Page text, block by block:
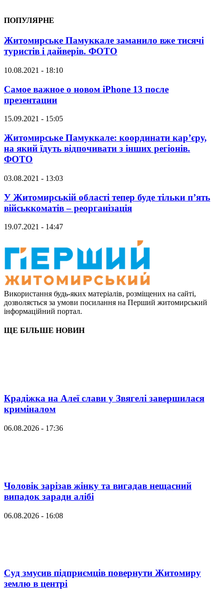
ПОПУЛЯРНЕ
Житомирське Памуккале заманило вже тисячі
туристів і дайверів. ФОТО
10.08.2021 - 18:10
Самое важное о новом iPhone 13 после
презентации
15.09.2021 - 15:05
Житомирське Памуккале: координати кар’єру,
на який їдуть відпочивати з інших регіонів.
ФОТО
03.08.2021 - 13:03
У Житомирській області тепер буде тільки п’ять
військкоматів – реорганізація
19.07.2021 - 14:47
Використання будь-яких матеріалів, розміщених на сайті,
дозволяється за умови посилання на Перший житомирський
інформаційний портал.
ЩЕ БІЛЬШЕ НОВИН
Крадіжка на Алеї слави у Звягелі завершилася
криміналом
06.08.2026 - 17:36
Чоловік зарізав жінку та вигадав нещасний
випадок заради алібі
06.08.2026 - 16:08
Суд змусив підприємців повернути Житомиру
землю в центрі